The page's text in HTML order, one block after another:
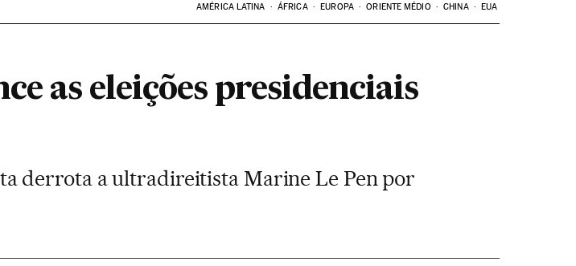
AMÉRICA LATINA ÁFRICA EUROPA ORIENTE MÉDIO CHINA EUA
as eleições presidenciais
derrota a ultradireitista Marine Le Pen por